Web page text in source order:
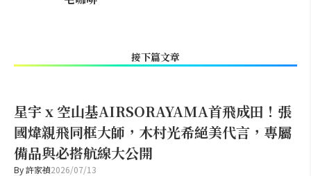
接下篇文章
星宇 x 空山基AIRSORAYAMA首飛成田！張
國煒親飛同框大師，木村光希絕美代言，專屬
備品與必搭航線大公開
By許家禎2026/07/13